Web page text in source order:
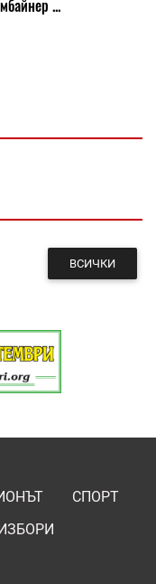
...
ВСИЧКИ
СПОРТ